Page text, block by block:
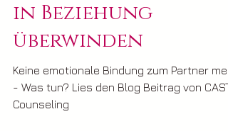
Emotionale Distanz
in Beziehung
überwinden